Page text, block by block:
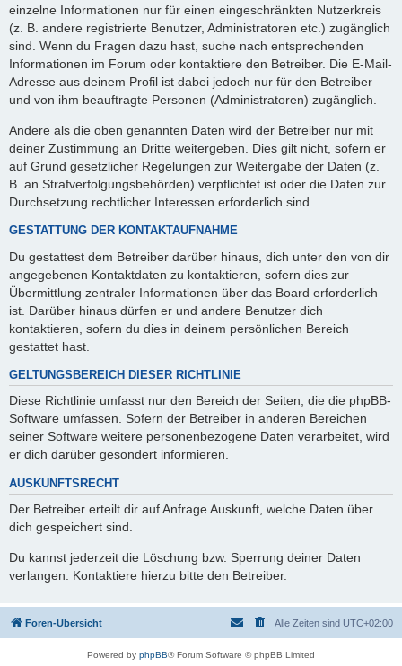
einzelne Informationen nur für einen eingeschränkten Nutzerkreis
(z. B. andere registrierte Benutzer, Administratoren etc.) zugänglich
sind. Wenn du Fragen dazu hast, suche nach entsprechenden
Informationen im Forum oder kontaktiere den Betreiber. Die E-Mail-
Adresse aus deinem Profil ist dabei jedoch nur für den Betreiber
und von ihm beauftragte Personen (Administratoren) zugänglich.
Andere als die oben genannten Daten wird der Betreiber nur mit
deiner Zustimmung an Dritte weitergeben. Dies gilt nicht, sofern er
auf Grund gesetzlicher Regelungen zur Weitergabe der Daten (z.
B. an Strafverfolgungsbehörden) verpflichtet ist oder die Daten zur
Durchsetzung rechtlicher Interessen erforderlich sind.
GESTATTUNG DER KONTAKTAUFNAHME
Du gestattest dem Betreiber darüber hinaus, dich unter den von dir
angegebenen Kontaktdaten zu kontaktieren, sofern dies zur
Übermittlung zentraler Informationen über das Board erforderlich
ist. Darüber hinaus dürfen er und andere Benutzer dich
kontaktieren, sofern du dies in deinem persönlichen Bereich
gestattet hast.
GELTUNGSBEREICH DIESER RICHTLINIE
Diese Richtlinie umfasst nur den Bereich der Seiten, die die phpBB-
Software umfassen. Sofern der Betreiber in anderen Bereichen
seiner Software weitere personenbezogene Daten verarbeitet, wird
er dich darüber gesondert informieren.
AUSKUNFTSRECHT
Der Betreiber erteilt dir auf Anfrage Auskunft, welche Daten über
dich gespeichert sind.
Du kannst jederzeit die Löschung bzw. Sperrung deiner Daten
verlangen. Kontaktiere hierzu bitte den Betreiber.
Foren-Übersicht Alle Zeiten sind UTC+02:00
Powered by phpBB® Forum Software © phpBB Limited